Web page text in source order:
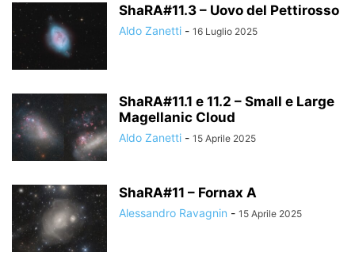
ShaRA#11.3 – Uovo del Pettirosso
Aldo Zanetti - 16 Luglio 2025
ShaRA#11.1 e 11.2 – Small e Large
Magellanic Cloud
Aldo Zanetti - 15 Aprile 2025
ShaRA#11 – Fornax A
Alessandro Ravagnin - 15 Aprile 2025